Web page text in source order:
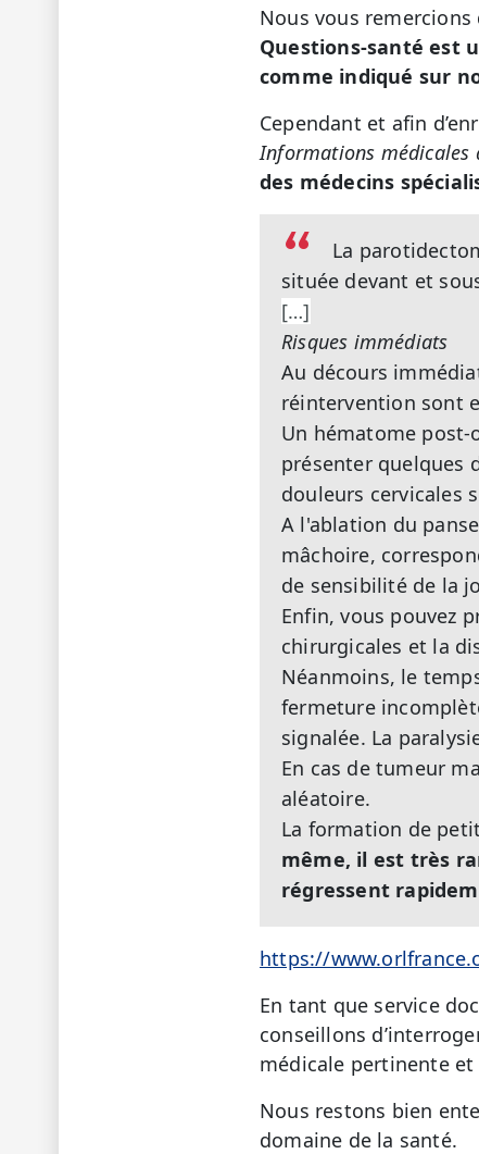
Nous vous
Questions-santé est
comme indiqué sur
Cependant et afin
Informations médicales
des médecins
La
située devant et
[…]
Risques immédiats
Au décours
réintervention sont
Un hématome
présenter quelques
douleurs cervicales
A l'ablation du
mâchoire,
de sensibilité de la
Enfin, vous pouvez
chirurgicales et la
Néanmoins, le
fermeture
signalée. La
En cas de tumeur
aléatoire.
La formation de
même, il est très
régressent
https://
En tant que service
conseillons
médicale pertinente
Nous restons bien
domaine de la santé.